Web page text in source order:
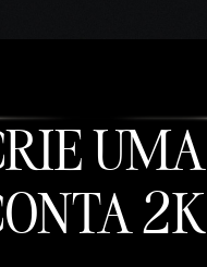
UMA
2K